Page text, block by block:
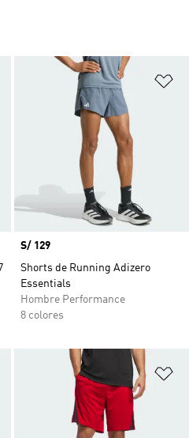
Añadir a la lista de deseos
Precio
S/ 129
Shorts de Running Adizero
Essentials
Hombre Performance
8 colores
Añadir a la lista de deseos